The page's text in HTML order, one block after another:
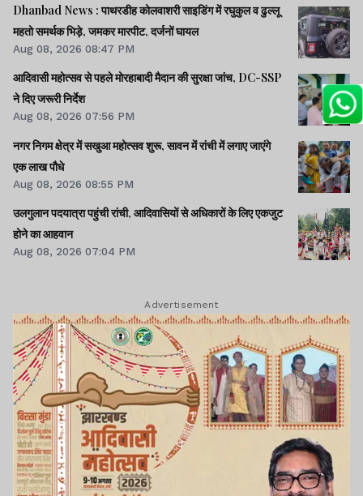
Dhanbad News : पाथरडीह कोलवाशरी साइडिंग में रघुकुल व ढुल्लू
महतो समर्थक भिड़े, जमकर मारपीट, दर्जनों घायल
Aug 08, 2026 08:47 PM
आदिवासी महोत्सव से पहले मोरहाबादी मैदान की सुरक्षा जांच, DC-SSP
ने दिए जरूरी निर्देश
Aug 08, 2026 07:56 PM
नगर निगम क्षेत्र में सखुआ महोत्सव शुरू, सावन में रांची में लगाए जाएंगे
एक लाख पौधे
Aug 08, 2026 08:55 PM
उलगुलान पदयात्रा पहुंची रांची, आदिवासियों से अधिकारों के लिए एकजुट
होने का आहवान
Aug 08, 2026 07:04 PM
Advertisement